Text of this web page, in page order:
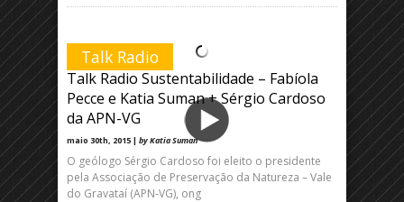
Talk Radio
Talk Radio Sustentabilidade – Fabíola
Pecce e Katia Suman + Sérgio Cardoso
da APN-VG
maio 30th, 2015 | by Katia Suman
O geólogo Sérgio Cardoso foi eleito o presidente
pela Associação de Preservação da Natureza – Vale
do Gravataí (APN-VG), ong